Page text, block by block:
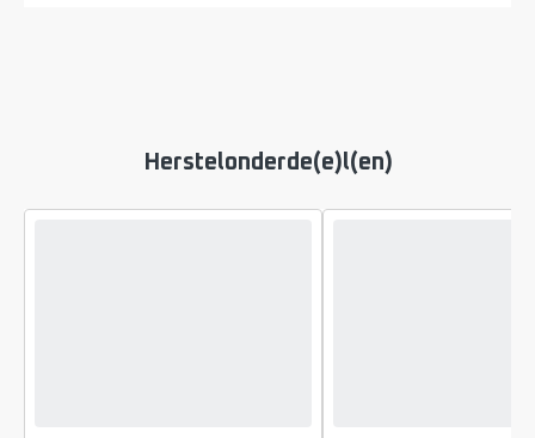
Herstelonderde(e)l(en)